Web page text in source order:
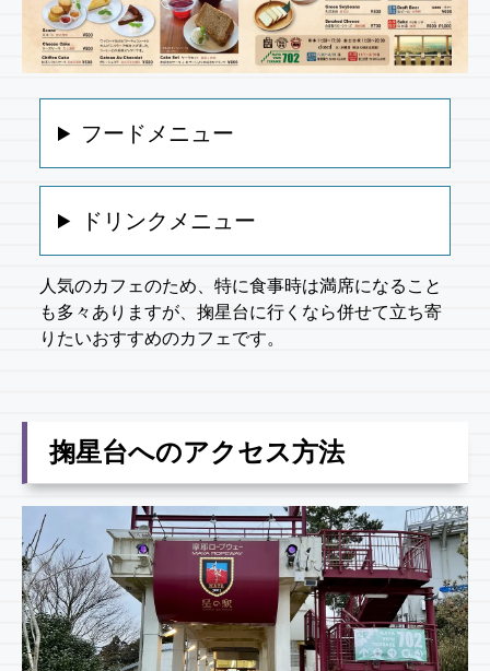
フードメニュー
ドリンクメニュー
人気のカフェのため、特に食事時は満席になること
も多々ありますが、掬星台に行くなら併せて立ち寄
りたいおすすめのカフェです。
掬星台へのアクセス方法